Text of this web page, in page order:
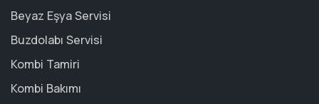
Beyaz Eşya Servisi
Buzdolabı Servisi
Kombi Tamiri
Kombi Bakımı